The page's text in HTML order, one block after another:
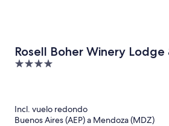
Rosell Boher Winery Lodge
4
Incl. vuelo redondo
Buenos Aires (AEP) a Mendoza (MDZ)